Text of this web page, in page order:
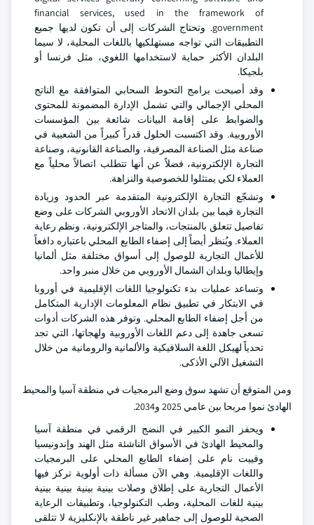
financial services, used in the framework of
government. وتحتاج الشركات إلى أن تكون لديها جميع
التطبيقات التي تواجه مستهلكيها باللغات المحلية، لا سيما
البلدان الأكثر حماية لاستخدامها اللغوي، مثل فرنسا أو
بلجيكا.
وقد أصبحت برامج التحوط السحابي المتوافقة مع الناتج
المحلي الإجمالي والتي تشمل الإدارة المضمونة للمحتوى
والضوابط على إقامة البيانات شائعة بين المؤسسات
الأوروبية. وقد اكتسبت الحلول قدراً كبيراً من الشعبية في
صناعة مثل الصناعة المصرفية، والصناعة القانونية، وصناعة
التجارة الإلكترونية، فضلاً عن أنها تتطلب اتصالاً محلياً مع
العملاء لكي يمتثلوا للخصوصية والنزاهة.
وتشجّع التجارة الإلكترونية المتقدمة عبر الحدود وزيادة
التجارة فيما بين بلدان الاتحاد الأوروبي الشركات على وضع
تفاصيل تتعلق بالمنتجات، والمتاجر الإلكترونية، ونظم رعاية
العملاء. ويُنظر أيضاً إلى إضفاء الطابع المحلي باعتباره دافعاً
للأعمال التجارية للوصول إلى أسواق مختلفة مثل ألمانيا
وإيطاليا وبلدان الشمال الأوروبي من خلال منبر واحد.
وتساعد عمليات بدء تكنولوجيا اللغات الإقليمية في أوروبا
في الابتكار في تطبيق نظام المعلومات الإدارية المتكامل
من أجل إضفاء الطابع المحلي. وتوفر هذه الشركات أدوات
تسعى جاهدة إلى دعم اللغات الأوروبية ولهجاتها، التي تجد
تحدياً لهيكل اللغة السلافيكية والألمانية والرومانية من خلال
التشغيل الآلي الأذكى.
ومن المتوقع أن تشهد سوق وضع البرمجيات في منطقة آسيا والمحيط
الهادئ نموا مربحا بين عامي 2025 و2034.
ويحفز النمو الكبير في النضج الرقمي في منطقة آسيا
والمحيط الهادئ في الأسواق الناشئة مثل الهند وإندونيسيا
وفييت نام على إضفاء الطابع المحلي على البرمجيات
واللغات الإقليمية. وهي الآن مسألة ذات أولوية تركز فيها
الأعمال التجارية على إطلاق وصلات بينية بينية بينية بينية
بينية للغات المحلية، وطب التكنولوجيا، وتطبيقات الرعاية
الصحية للوصول إلى جماهير غير ناطقة بالإنكليزية لا تتلقى